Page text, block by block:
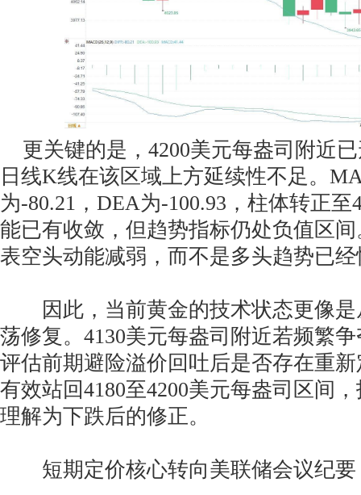
更关键的是，4200美元每盎司附近
日线K线在该区域上方延续性不足。
为-80.21，DEA为-100.93，柱体转正至
能已有收敛，但趋势指标仍处负值区
表空头动能减弱，而不是多头趋势已
因此，当前黄金的技术状态更像是
荡修复。4130美元每盎司附近若频繁
评估前期避险溢价回吐后是否存在重
有效站回4180至4200美元每盎司区间
理解为下跌后的修正。
短期定价核心转向美联储会议纪要